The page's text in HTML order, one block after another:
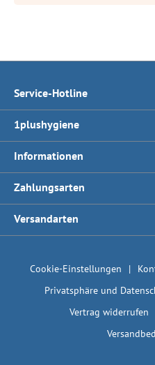
Service-Hotline
1plushygiene
Informationen
Zahlungsarten
Versandarten
Cookie-Einstellungen
Privatsphäre und
Vertrag widerrufen